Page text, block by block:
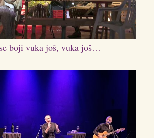
boji vuka još, vuka još…